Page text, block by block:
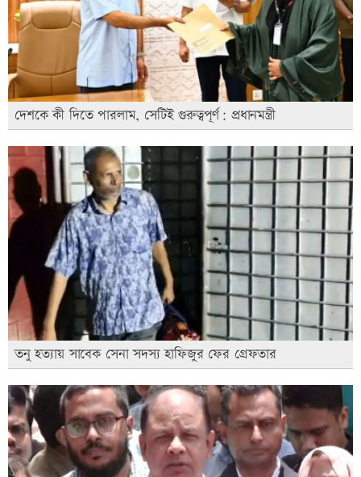
দেশকে কী দিতে পারলাম, সেটিই গুরুত্বপূর্ণ: প্রধানমন্ত্রী
তনু হত্যায় সাবেক সেনা সদস্য হাফিজুর ফের গ্রেফতার